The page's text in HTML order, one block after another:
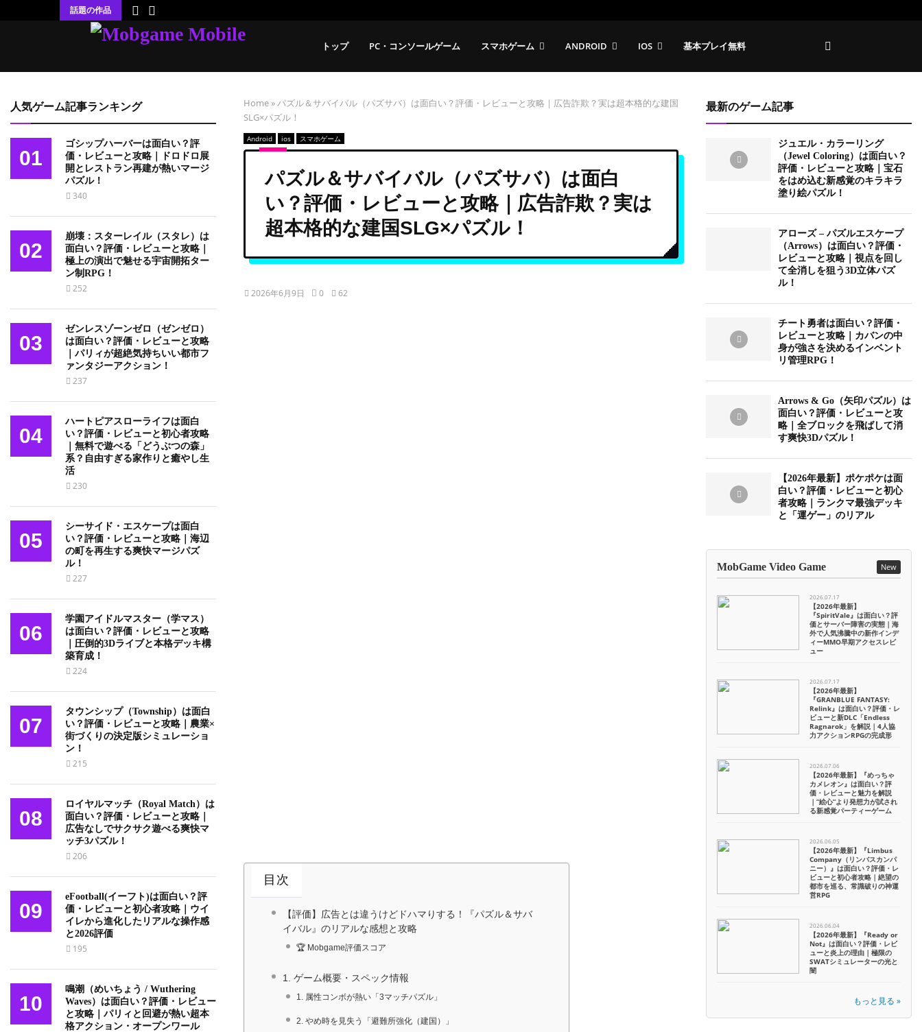
話題の作品
トップ PC・コンソールゲーム スマホゲーム ANDROID IOS 基本プレイ無料
Home »パズル＆サバイバル（パズサバ）は面白い？評価・レビューと攻略｜広告詐欺？実は超本格的な建国
SLG×パズル！
Android ios スマホゲーム
パズル＆サバイバル（パズサバ）は面白
い？評価・レビューと攻略｜広告詐欺？実は
超本格的な建国SLG×パズル！
2026年6月9日 0 62
目次
【評価】広告とは違うけどドハマりする！『パズル＆サバ
イバル』のリアルな感想と攻略
🏆 Mobgame評価スコア
1. ゲーム概要・スペック情報
1. 属性コンボが熱い「3マッチパズル」
2. やめ時を見失う「避難所強化（建国）」
人気ゲーム記事ランキング
01
ゴシップハーバーは面白い？評
価・レビューと攻略｜ドロドロ展
開とレストラン再建が熱いマージ
パズル！
340
02
崩壊：スターレイル（スタレ）は
面白い？評価・レビューと攻略｜
極上の演出で魅せる宇宙開拓ター
ン制RPG！
252
03
ゼンレスゾーンゼロ（ゼンゼロ）
は面白い？評価・レビューと攻略
｜パリィが超絶気持ちいい都市フ
ァンタジーアクション！
237
04
ハートピアスローライフは面白
い？評価・レビューと初心者攻略
｜無料で遊べる「どうぶつの森」
系？自由すぎる家作りと癒やし生
活
230
05
シーサイド・エスケープは面白
い？評価・レビューと攻略｜海辺
の町を再生する爽快マージパズ
ル！
227
06
学園アイドルマスター（学マス）
は面白い？評価・レビューと攻略
｜圧倒的3Dライブと本格デッキ構
築育成！
224
07
タウンシップ（Township）は面白
い？評価・レビューと攻略｜農業×
街づくりの決定版シミュレーショ
ン！
215
08
ロイヤルマッチ（Royal Match）は
面白い？評価・レビューと攻略｜
広告なしでサクサク遊べる爽快マ
ッチ3パズル！
206
09
eFootball(イーフト)は面白い？評
価・レビューと初心者攻略｜ウイ
イレから進化したリアルな操作感
と2026評価
195
10
鳴潮（めいちょう / Wuthering
Waves）は面白い？評価・レビュー
と攻略｜パリィと回避が熱い超本
格アクション・オープンワール
最新のゲーム記事
ジュエル・カラーリング
（Jewel Coloring）は面白い？
評価・レビューと攻略｜宝石
をはめ込む新感覚のキラキラ
塗り絵パズル！
アローズ – パズルエスケープ
（Arrows）は面白い？評価・
レビューと攻略｜視点を回し
て全消しを狙う3D立体パズ
ル！
チート勇者は面白い？評価・
レビューと攻略｜カバンの中
身が強さを決めるインベント
リ管理RPG！
Arrows & Go（矢印パズル）は
面白い？評価・レビューと攻
略｜全ブロックを飛ばして消
す爽快3Dパズル！
【2026年最新】ポケポケは面
白い？評価・レビューと初心
者攻略｜ランクマ最強デッキ
と「運ゲー」のリアル
MobGame Video Game New
2026.07.17
【2026年最新】
『SpiritVale』は面白い？評
価とサーバー障害の実態｜海
外で人気沸騰中の新作インデ
ィーMMO早期アクセスレビ
ュー
2026.07.17
【2026年最新】
『GRANBLUE FANTASY:
Relink』は面白い？評価・レ
ビューと新DLC「Endless
Ragnarok」を解説｜4人協
力アクションRPGの完成形
2026.07.06
【2026年最新】『めっちゃ
カメレオン』は面白い？評
価・レビューと魅力を解説
｜”絵心”より発想力が試され
る新感覚パーティーゲーム
2026.06.05
【2026年最新】『Limbus
Company（リンバスカンパ
ニー）』は面白い？評価・レ
ビューと初心者攻略｜絶望の
都市を巡る、常識破りの神運
営RPG
2026.06.04
【2026年最新】『Ready or
Not』は面白い？評価・レビ
ューと炎上の理由｜極限の
SWATシミュレーターの光と
闇
もっと見る »